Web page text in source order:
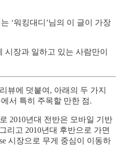
‘워킹대디’님의 이 글이 가장
장과 일하고 있는 사람만이
뷰에 덧붙여, 아래의 두 가지
서 특히 주목할 만한 점.
2010년대 전반은 모바일 기반
리고 2010년대 후반으로 가면
시장으로 무게 중심이 이동하